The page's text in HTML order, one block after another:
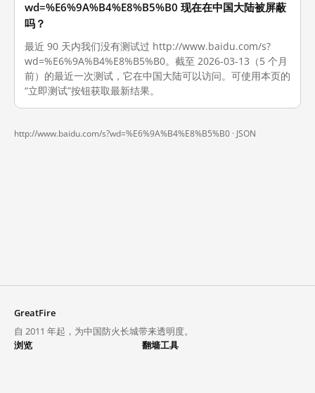
wd=%E6%9A%B4%E8%B5%B0 现在在中国大陆被屏蔽
吗？
最近 90 天内我们没有测试过 http://www.baidu.com/s?
wd=%E6%9A%B4%E8%B5%B0。截至 2026-03-13（5 个月
前）的最近一次测试，它在中国大陆可以访问。可使用本页的
“立即测试”按钮获取最新结果。
http://www.baidu.com/s?wd=%E6%9A%B4%E8%B5%B0 · JSON
GreatFire
自 2011 年起，为中国防火长城带来透明度。
浏览
翻墙工具